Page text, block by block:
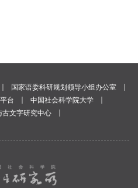
国家语委科研规划领导小组办公室
台
中国社会科学院大学
古文字研究中心